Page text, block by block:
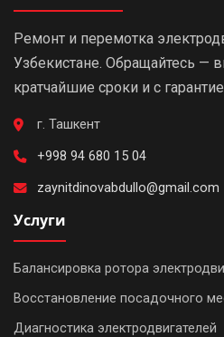
Ремонт и перемотка
Узбекистане. Обращайтесь —
кратчайшие сроки и с
г. Ташкент
+998 94 680 15 04
zaynitdinovabdullo@gmail.com
Услуги
Балансировка ротора
Восстановление посадочного
Диагностика электродвигателей